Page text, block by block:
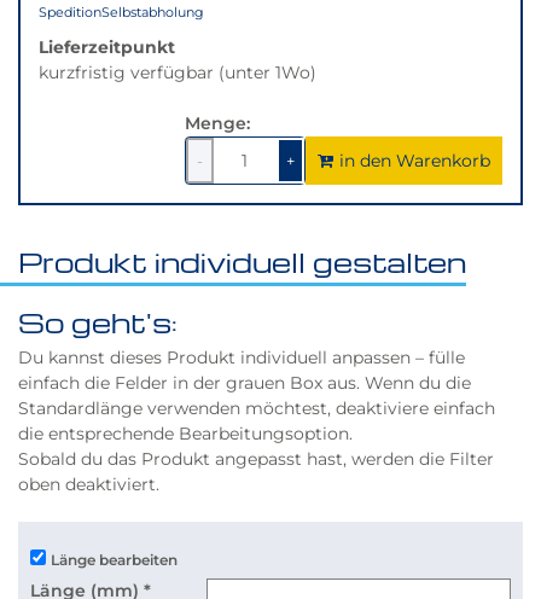
SpeditionSelbstabholung
Lieferzeitpunkt
kurzfristig verfügbar (unter 1Wo)
Menge:
-
1
verringern
+1um
1
erhöhen
in den Warenkorb
Produkt individuell gestalten
So geht's:
Du kannst dieses Produkt individuell anpassen – fülle
einfach die Felder in der grauen Box aus. Wenn du die
Standardlänge verwenden möchtest, deaktiviere einfach
die entsprechende Bearbeitungsoption.
Sobald du das Produkt angepasst hast, werden die Filter
oben deaktiviert.
Länge bearbeiten
Länge (mm) *